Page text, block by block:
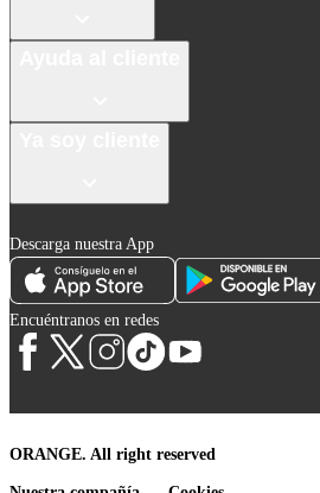
Descarga nuestra App
Encuéntranos en redes
ORANGE. All right reserved